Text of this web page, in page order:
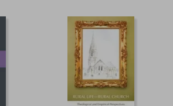
$ 44.01
$ 26.41
45%
dcto.